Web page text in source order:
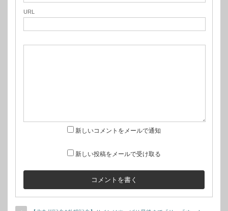
URL
新しいコメントをメールで通知
新しい投稿をメールで受け取る